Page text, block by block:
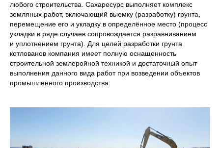
любого строительства. Сахаресурс выполняет комплекс
земляных работ, включающий выемку (разработку) грунта,
перемещение его и укладку в определённое место (процесс
укладки в ряде случаев сопровождается разравниванием
и уплотнением грунта). Для целей разработки грунта
котлованов компания имеет полную оснащенность
строительной землеройной техникой и достаточный опыт
выполнения данного вида работ при возведении объектов
промышленного производства.